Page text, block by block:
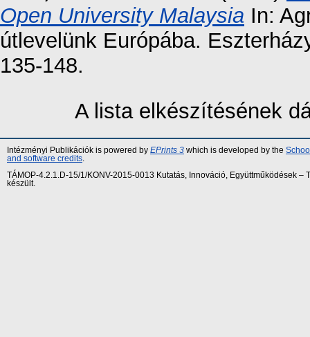
Open University Malaysia In:
útlevelünk Európába.
135-148.
A lista elkészítésének
Intézményi Publikációk is powered by EPrints 3 which is developed by the
and software credits
TÁMOP-4.2.1.D-15/1/KONV-2015-0013 Kutatás, Innováció, Együttműködések
készült.